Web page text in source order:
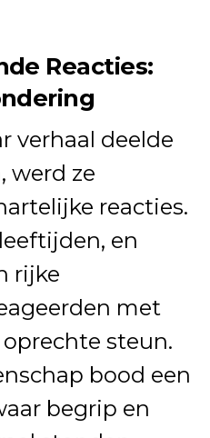
Reacties:
verhaal deelde
werd ze
reacties.
en
rijke
met
steun.
bood een
begrip en